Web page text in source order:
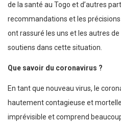
de la santé au Togo et d’autres
recommandations et les précisions
ont rassuré les uns et les autres
soutiens dans cette situation.
Que savoir du coronavirus ?
En tant que nouveau virus, le
hautement contagieuse et
imprévisible et comprend